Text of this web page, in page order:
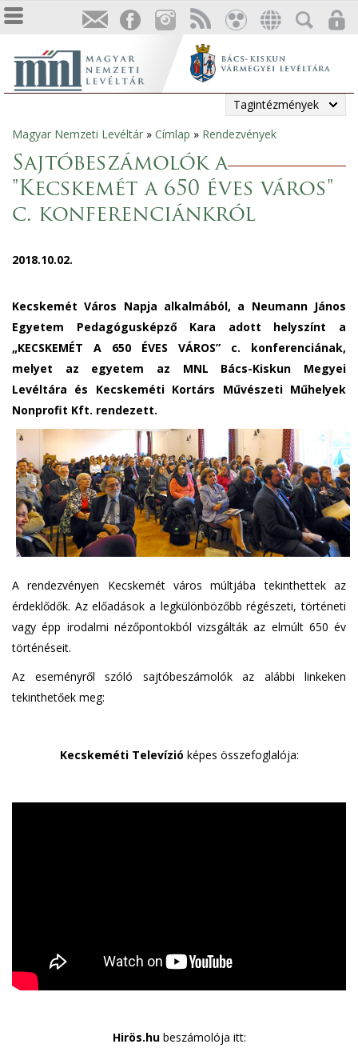
Tagintézmények
Jelenlegi
hely
Magyar Nemzeti Levéltár » Címlap » Rendezvények
Sajtóbeszámolók a
"Kecskemét a 650 éves város"
c. konferenciánkról
2018.10.02.
Kecskemét Város Napja alkalmából, a Neumann János
Egyetem Pedagógusképző Kara adott helyszínt a
„KECSKEMÉT A 650 ÉVES VÁROS” c. konferenciának,
melyet az egyetem az MNL Bács-Kiskun Megyei
Levéltára és Kecskeméti Kortárs Művészeti Műhelyek
Nonprofit Kft. rendezett.
A rendezvényen Kecskemét város múltjába tekinthettek az
érdeklődők. Az előadások a legkülönbözőbb régészeti, történeti
vagy épp irodalmi nézőpontokból vizsgálták az elmúlt 650 év
történéseit.
Az eseményről szóló sajtóbeszámolók az alábbi linkeken
tekinthetőek meg:
Kecskeméti Televízió képes összefoglalója:
Hirös.hubeszámolója itt: